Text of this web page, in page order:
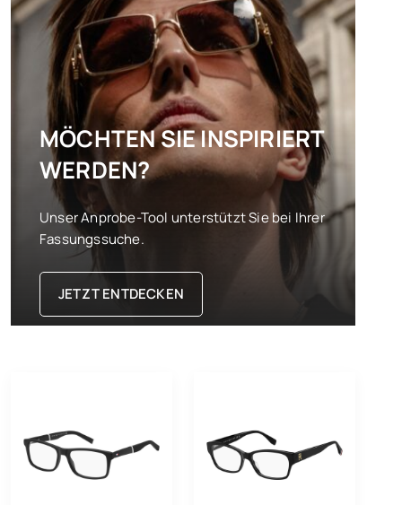
MÖCHTEN SIE INSPIRIERT
WERDEN?
Unser Anprobe-Tool unterstützt Sie bei Ihrer
Fassungssuche.
JETZT ENTDECKEN